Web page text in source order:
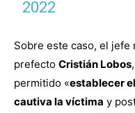
2022
Sobre este caso, el jefe
prefecto Cristián Lobos
permitido «establecer
cautiva la víctima y